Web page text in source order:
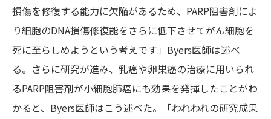
損傷を修復する能力に欠陥があるため、PARP阻害剤によ
り細胞のDNA損傷修復能をさらに低下させてがん細胞を
死に至らしめようという考えです」Byers医師は述べ
る。さらに研究が進み、乳癌や卵巣癌の治療に用いられ
るPARP阻害剤が小細胞肺癌にも効果を発揮したことがわ
かると、Byers医師はこう述べた。「われわれの研究成果